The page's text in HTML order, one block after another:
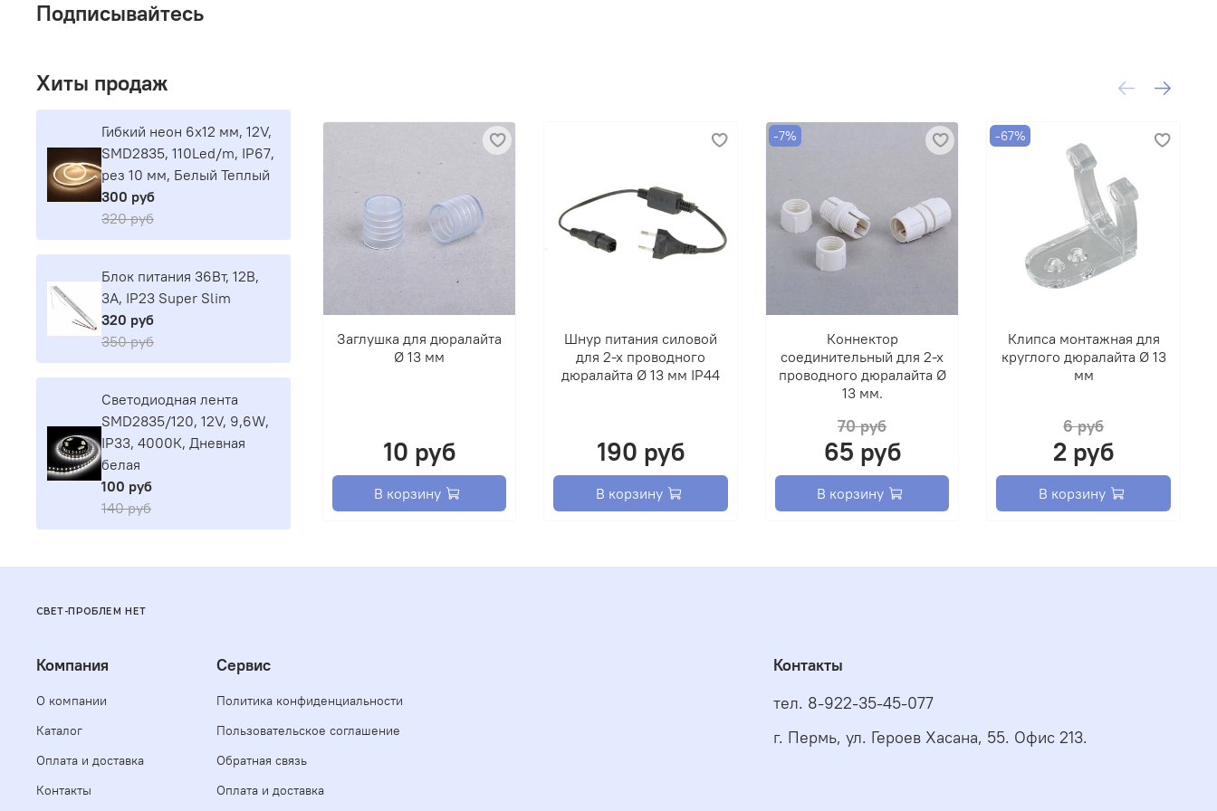
Заглушка для дюралайта
Ø 13 мм
10 руб
В корзину
Шнур питания силовой
для 2-х проводного
дюралайта Ø 13 мм IP44
190 руб
В корзину
-7%
Коннектор
соединительный для 2-х
проводного дюралайта Ø
13 мм.
70 руб
65 руб
В корзину
-67%
Клипса монтажная для
круглого дюралайта Ø 13
мм
6 руб
2 руб
В корзину
Подписывайтесь
Хиты продаж
Гибкий неон 6х12 мм, 12V,
SMD2835, 110Led/m, IP67,
рез 10 мм, Белый Теплый
300 руб
320 руб
Блок питания 36Вт, 12В,
3А, IP23 Super Slim
320 руб
350 руб
Светодиодная лента
SMD2835/120, 12V, 9,6W,
IP33, 4000К, Дневная
белая
100 руб
140 руб
СВЕТ-ПРОБЛЕМ НЕТ
Компания
О компании
Каталог
Оплата и доставка
Контакты
Сервис
Политика конфиденциальности
Пользовательское соглашение
Обратная связь
Оплата и доставка
Контакты
тел. 8-922-35-45-077
г. Пермь, ул. Героев Хасана, 55. Офис 213.